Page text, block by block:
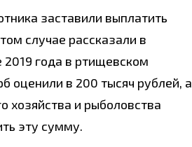
заставили выплатить
случае рассказали в
года в ртищевском
оценили в 200 тысяч рублей, а
хозяйства и рыболовства
эту сумму.